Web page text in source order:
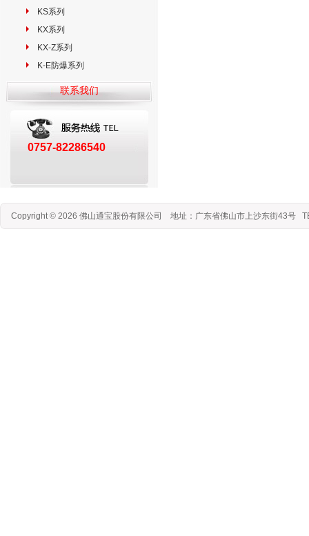
KS系列
KX系列
KX-Z系列
K-E防爆系列
联系我们
0757-82286540
Copyright © 2026 佛山通宝股份有限公司 地址：广东省佛山市上沙东街43